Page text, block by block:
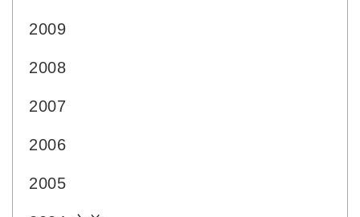
2009
2008
2007
2006
2005